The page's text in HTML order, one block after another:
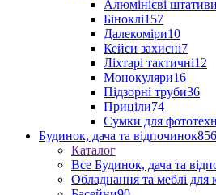
Алюмінієві штативи
Біноклі157
Далекоміри10
Кейси захисні7
Ліхтарі тактичні12
Монокуляри16
Підзорні труби36
Приціли74
Сумки для
Будинок, дача та відпочинок856
Каталог
Все Будинок, дача та
Обладнання та меблі для